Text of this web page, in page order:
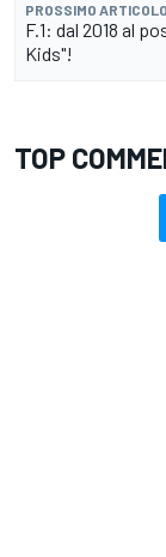
PROSSIMO ARTICOLO
F.1: dal 2018 al
Kids"!
TOP